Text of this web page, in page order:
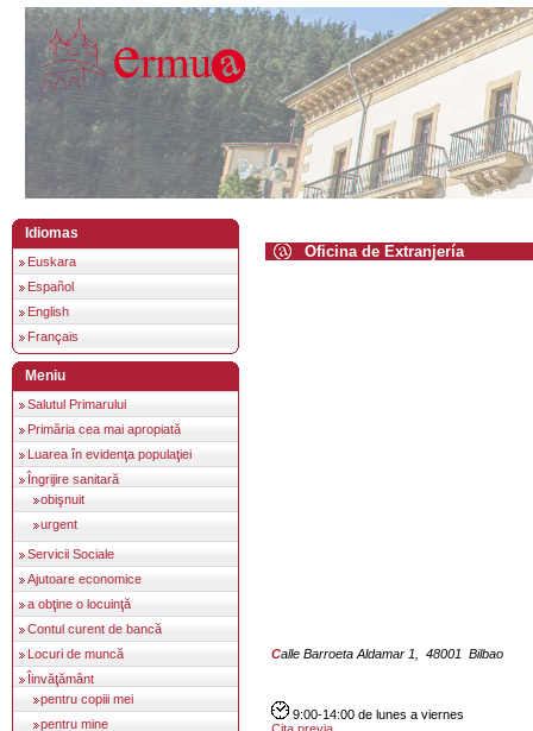
Idiomas
Euskara
Español
English
Français
Meniu
Salutul Primarului
Primăria cea mai apropiată
Luarea în evidenţa populaţiei
Îngrijire sanitară
obişnuit
urgent
Servicii Sociale
Ajutoare economice
a obţine o locuinţă
Contul curent de bancă
Locuri de muncă
Îinvăţământ
pentru copiii mei
pentru mine
Oficina de Extranjería
Calle Barroeta Aldamar 1, 48001 Bilbao
9:00-14:00 de lunes a viernes